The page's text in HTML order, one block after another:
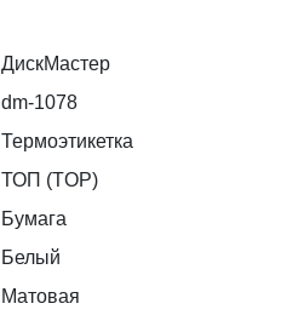
ДискМастер
dm-1078
Термоэтикетка
ТОП (TOP)
Бумага
Белый
Матовая